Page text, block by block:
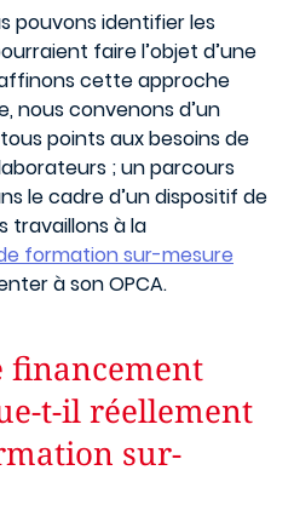
pouvons identifier les
faire l’objet d’une
cette approche
nous convenons d’un
points aux besoins de
; un parcours
le cadre d’un dispositif de
travaillons à la
formation sur-mesure
à son OPCA.
financement
t-il réellement
sur-